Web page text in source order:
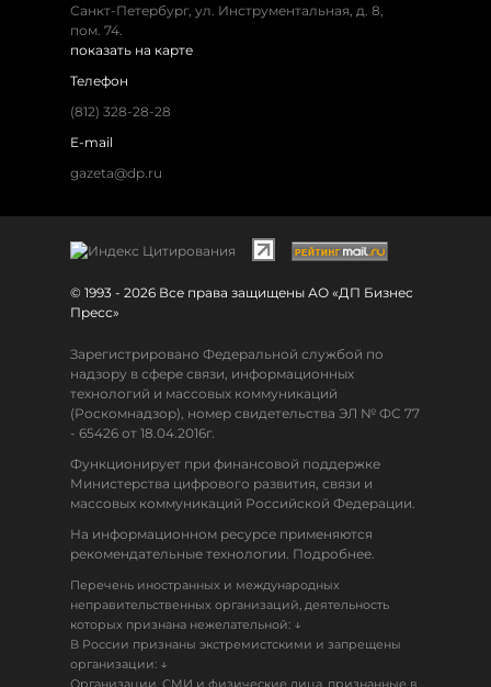
Санкт-Петербург, ул. Инструментальная, д. 8,
пом. 74.
показать на карте
Телефон
(812) 328-28-28
E-mail
gazeta@dp.ru
© 1993 - 2026 Все права защищены АО «ДП Бизнес
Пресс»
Зарегистрировано Федеральной службой по
надзору в сфере связи, информационных
технологий и массовых коммуникаций
(Роскомнадзор), номер свидетельства ЭЛ № ФС 77
- 65426 от 18.04.2016г.
Функционирует при финансовой поддержке
Министерства цифрового развития, связи и
массовых коммуникаций Российской Федерации.
На информационном ресурсе применяются
рекомендательные технологии. Подробнее.
Перечень иностранных и международных
неправительственных организаций, деятельность
которых признана нежелательной: ↓
В России признаны экстремистскими и запрещены
организации: ↓
Организации, СМИ и физические лица, признанные в